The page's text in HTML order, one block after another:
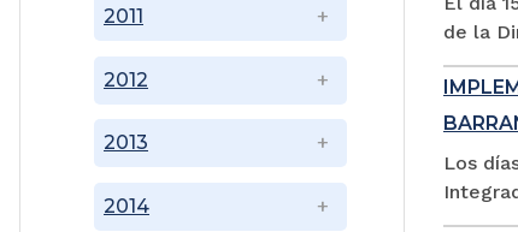
2011
2012
2013
2014
de la
Los